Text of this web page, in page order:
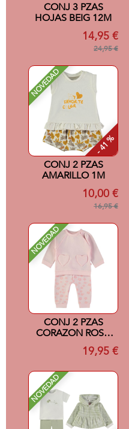
CONJ 3 PZAS
HOJAS BEIG 12M
14,95 €
24,95 €
NOVEDAD
- 41 %
CONJ 2 PZAS
AMARILLO 1M
10,00 €
16,95 €
NOVEDAD
CONJ 2 PZAS
CORAZON ROSA
19,95 €
NOVEDAD